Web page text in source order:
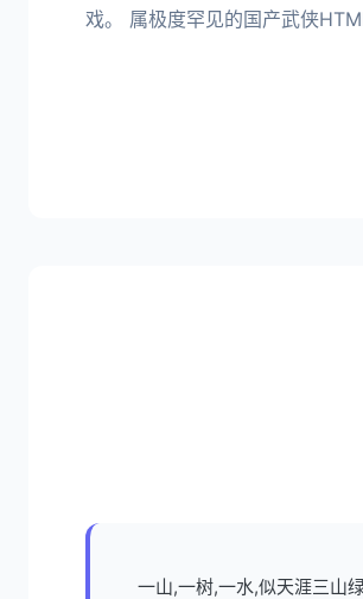
戏。 属极度罕见的国产武侠
一山,一树,一水,似天涯三山